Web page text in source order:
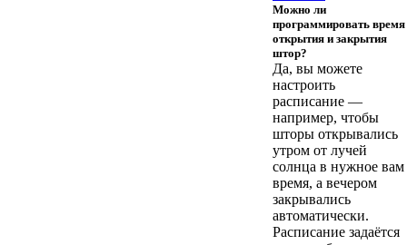
Можно ли
программировать время
открытия и закрытия
штор?
Да, вы можете
настроить
расписание —
например, чтобы
шторы открывались
утром от лучей
солнца в нужное вам
время, а вечером
закрывались
автоматически.
Расписание задаётся